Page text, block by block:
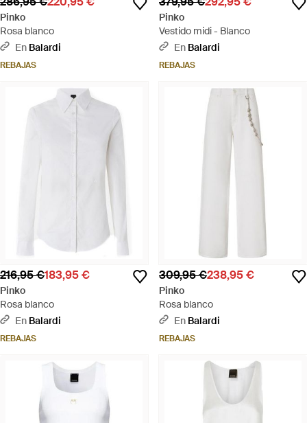
Pinko
Rosa blanco
En Balardi
REBAJAS
Pinko
Vestido midi - Blanco
En Balardi
REBAJAS
216,95 €183,95 €
Pinko
Rosa blanco
En Balardi
REBAJAS
309,95 €238,95 €
Pinko
Rosa blanco
En Balardi
REBAJAS